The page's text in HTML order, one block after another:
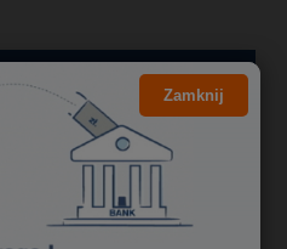
dodaj do przechowalni
zapytaj o produkt
Zamknij